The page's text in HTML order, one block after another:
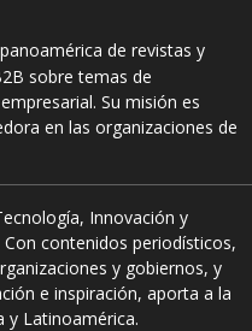
de revistas y
sobre temas de
Su misión es
en las organizaciones de
Innovación y
contenidos periodísticos,
y gobiernos, y
e inspiración, aporta a la
y Latinoamérica.